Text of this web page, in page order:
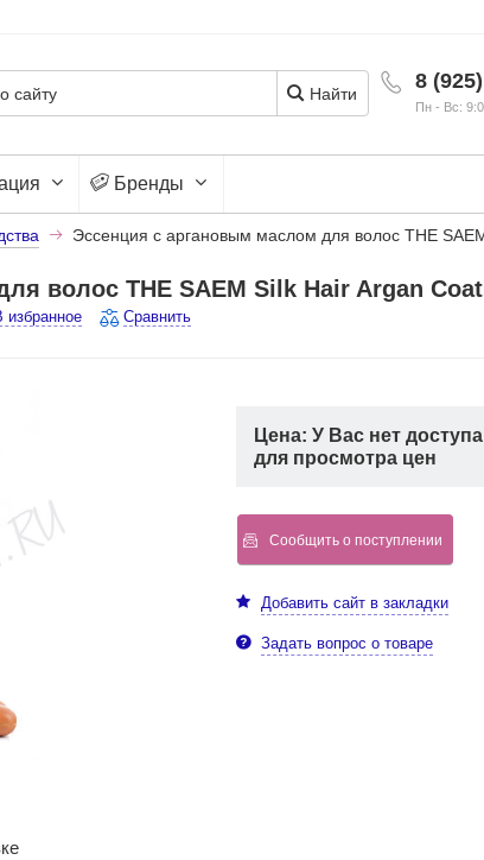
8
Пн - Вс:
Найти
Бренды
Эссенция с аргановым маслом для волос THE
волос THE SAEM Silk Hair Argan
избранное Сравнить
Цена: У Вас нет доступа
для просмотра цен
Сообщить о поступлении
Добавить сайт в закладки
Задать вопрос о товаре